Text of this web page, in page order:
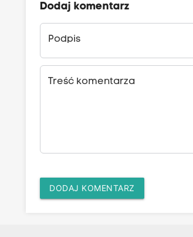
Dodaj komentarz
Podpis
Treść komentarza
DODAJ KOMENTARZ